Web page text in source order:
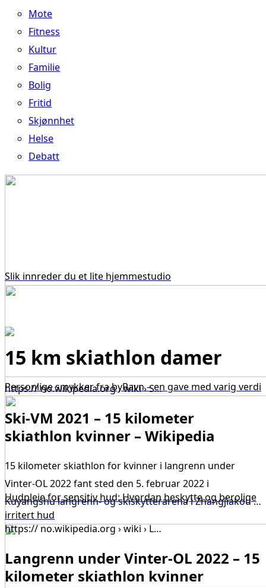
Mote
Fitness
Kultur
Familie
Bolig
Fritid
Skjønnhet
Helse
Debatt
Slik innreder du et lite hjemmestudio
Personlige smykker fra byRavn – en gave med varig verdi
Hudpleie for sensitiv hud: Hvordan beskytte og berolige
irritert hud
15 km skiathlon damer
https:// no.wikipedia.org › wiki › S…
Ski-VM 2021 – 15 kilometer
skiathlon kvinner – Wikipedia
15 kilometer skiathlon for kvinner i langrenn under
Vinter-OL 2022 fant sted den 5. februar 2022 i
Kuyangshu langrenn- og skiskytterarena i Zhangjiakou …
https:// no.wikipedia.org › wiki › L…
Langrenn under Vinter-OL 2022 – 15
kilometer skiathlon kvinner